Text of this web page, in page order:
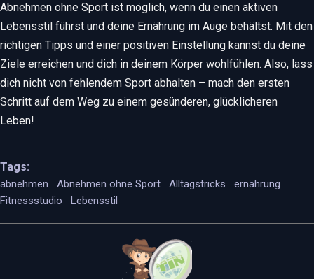
Abnehmen ohne Sport ist möglich, wenn du einen aktiven
Lebensstil führst und deine Ernährung im Auge behältst. Mit den
richtigen Tipps und einer positiven Einstellung kannst du deine
Ziele erreichen und dich in deinem Körper wohlfühlen. Also, lass
dich nicht von fehlendem Sport abhalten – mach den ersten
Schritt auf dem Weg zu einem gesünderen, glücklicheren
Leben!
Tags:
abnehmen Abnehmen ohne Sport Alltagstricks
ernährung
Fitnessstudio
Lebensstil